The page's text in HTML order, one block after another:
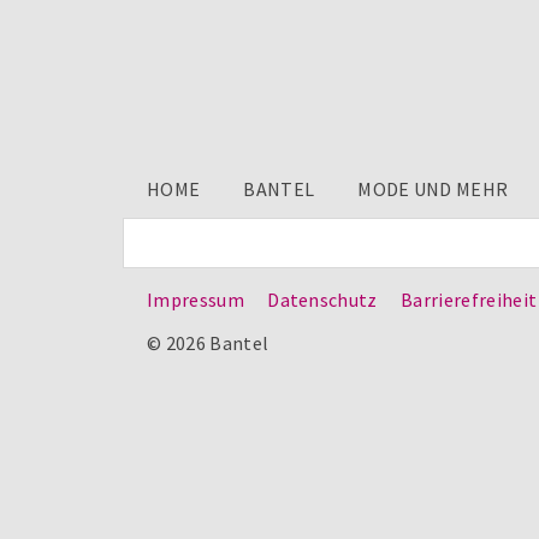
HOME BANTEL MODE UND MEHR
Impressum Datenschutz
Barrierefreiheit
© 2026 Bantel